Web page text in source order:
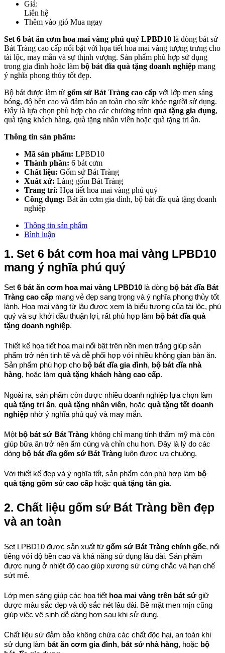
Giá:
Liên hệ
Thêm vào giỏ Mua ngay
Set 6 bát ăn cơm hoa mai vàng phú quý LPBD10 là dòng bát sứ
Bát Tràng cao cấp nổi bật với họa tiết hoa mai vàng tượng trưng cho
tài lộc, may mắn và sự thịnh vượng. Sản phẩm phù hợp sử dụng
trong gia đình hoặc làm bộ bát đĩa quà tặng doanh nghiệp mang
ý nghĩa phong thủy tốt đẹp.
Bộ bát được làm từ gốm sứ Bát Tràng cao cấp với lớp men sáng
bóng, độ bền cao và đảm bảo an toàn cho sức khỏe người sử dụng.
Đây là lựa chọn phù hợp cho các chương trình quà tặng gia dụng,
quà tặng khách hàng, quà tặng nhân viên hoặc quà tặng tri ân.
Thông tin sản phẩm:
Mã sản phẩm: LPBD10
Thành phần: 6 bát cơm
Chất liệu: Gốm sứ Bát Tràng
Xuất xứ: Làng gốm Bát Tràng
Trang trí: Họa tiết hoa mai vàng phú quý
Công dụng: Bát ăn cơm gia đình, bộ bát đĩa quà tặng doanh
nghiệp
Thông tin sản phẩm
Bình luận
1. Set 6 bát cơm hoa mai vàng LPBD10
mang ý nghĩa phú quý
Set 6 bát ăn cơm hoa mai vàng LPBD10 là dòng bộ bát đĩa Bát
Tràng cao cấp mang vẻ đẹp sang trọng và ý nghĩa phong thủy tốt
lành. Hoa mai vàng từ lâu được xem là biểu tượng của tài lộc, phú
quý và sự khởi đầu thuận lợi, rất phù hợp làm bộ bát đĩa quà
tặng doanh nghiệp.
Thiết kế họa tiết hoa mai nổi bật trên nền men trắng giúp sản
phẩm trở nên tinh tế và dễ phối hợp với nhiều không gian bàn ăn.
Sản phẩm phù hợp cho bộ bát đĩa gia đình, bộ bát đĩa nhà
hàng, hoặc làm quà tặng khách hàng cao cấp.
quà tặng tri ân, quà tặng nhân viên, hoặc quà tặng tết doanh
nghiệp nhờ ý nghĩa phú quý và may mắn.
Một bộ bát sứ Bát Tràng không chỉ mang tính thẩm mỹ mà còn
giúp bữa ăn trở nên ấm cúng và chỉn chu hơn. Đây là lý do các
dòng bộ bát đĩa gốm sứ Bát Tràng luôn được ưa chuộng.
Với thiết kế đẹp và ý nghĩa tốt, sản phẩm còn phù hợp làm bộ
quà tặng gốm sứ cao cấp hoặc quà tặng tân gia.
2. Chất liệu gốm sứ Bát Tràng bền đẹp
và an toàn
Set LPBD10 được sản xuất từ gốm sứ Bát Tràng chính gốc, nổi
tiếng với độ bền cao và khả năng sử dụng lâu dài. Sản phẩm
được nung ở nhiệt độ cao giúp xương sứ cứng chắc và hạn chế
sứt mẻ.
Lớp men sáng giúp các họa tiết hoa mai vàng trên bát sứ giữ
được màu sắc đẹp và độ sắc nét lâu dài. Bề mặt men mịn cũng
giúp việc vệ sinh dễ dàng hơn sau khi sử dụng.
Chất liệu sứ đảm bảo không chứa các chất độc hại, an toàn khi
sử dụng làm bát ăn cơm gia đình, bát sứ nhà hàng, hoặc bộ